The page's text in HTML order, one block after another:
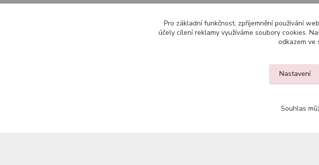
Pro základní funkčnost, zpříjemnění používání
účely cílení reklamy využíváme soubory cookies.
odkazem ve
Nastavení
Souhlas